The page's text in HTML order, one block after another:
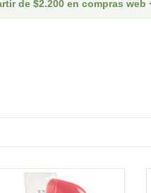
de $2.200 en compras web